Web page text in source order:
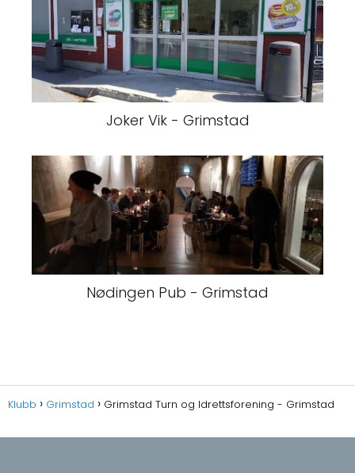
Joker Vik - Grimstad
Nødingen Pub - Grimstad
Klubb Grimstad Grimstad Turn og Idrettsforening - Grimstad